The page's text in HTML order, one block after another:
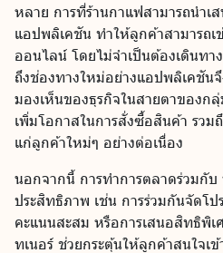
หลาย การที่ร้านกาแฟสามารถนำเ
แอปพลิเคชัน ทำให้ลูกค้าสามารถเ
ออนไลน์ โดยไม่จำเป็นต้องเดินทา
ถึงช่องทางใหม่อย่างแอปพลิเคชัน
มองเห็นของธุรกิจในสายตาของกลุ่
เพิ่มโอกาสในการสั่งซื้อสินค้า รวม
แก่ลูกค้าใหม่ๆ อย่างต่อเนื่อง
นอกจากนี้ การทำการตลาดร่วมกั
ประสิทธิภาพ เช่น การร่วมกันจัดโ
คะแนนสะสม หรือการเสนอสิทธิพิ
ทเนอร์ ช่วยกระตุ้นให้ลูกค้าสนใจเ